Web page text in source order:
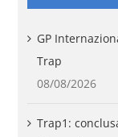
GP
Trap
08/08/2026
Trap1: